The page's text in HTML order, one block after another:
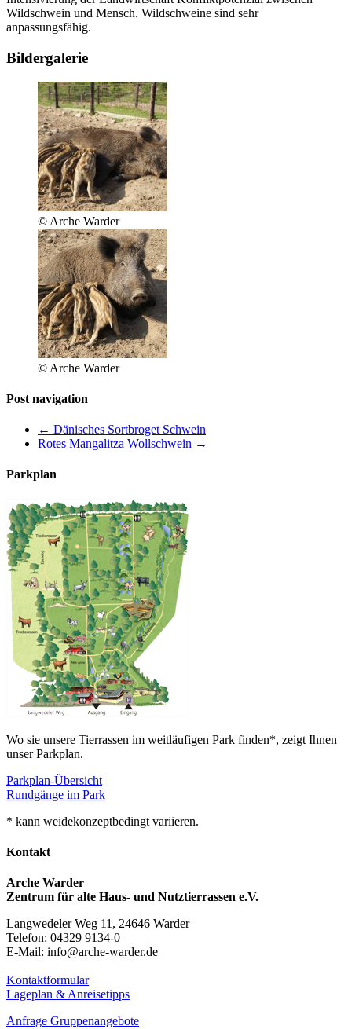
Wildschwein und Mensch. Wildschweine sind sehr
anpassungsfähig.
Bildergalerie
© Arche Warder
© Arche Warder
Post navigation
← Dänisches Sortbroget Schwein
Rotes Mangalitza Wollschwein →
Parkplan
Wo sie unsere Tierrassen im weitläufigen Park finden*, zeigt Ihnen
unser Parkplan.
Parkplan-Übersicht
Rundgänge im Park
* kann weidekonzeptbedingt variieren.
Kontakt
Arche Warder
Zentrum für alte Haus- und Nutztierrassen e.V.
Langwedeler Weg 11, 24646 Warder
Telefon: 04329 9134-0
E-Mail: info@arche-warder.de
Kontaktformular
Lageplan & Anreisetipps
Anfrage Gruppenangebote